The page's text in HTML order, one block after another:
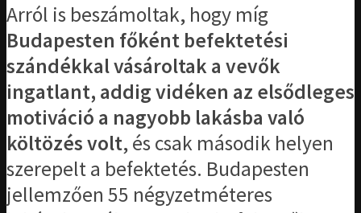
Arról is beszámoltak, hogy míg
Budapesten főként befektetési
szándékkal vásároltak a vevők
ingatlant, addig vidéken az elsődleges
motiváció a nagyobb lakásba való
költözés volt, és csak második helyen
szerepelt a befektetés. Budapesten
jellemzően 55 négyzetméteres